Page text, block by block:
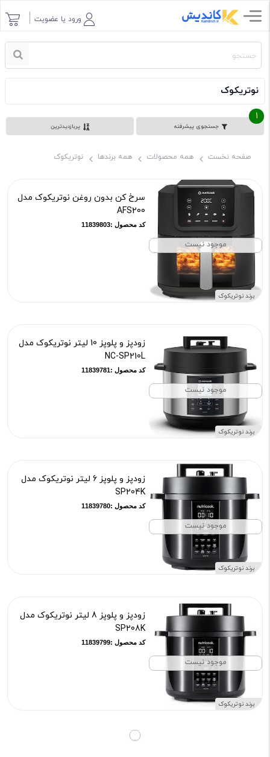
ورود یا عضویت
نوتریکوک
جستجوی پیشرفته
1
پربازدیدترین
صفحه نخست همه محصولات همه برندها نوتریکوک
موجود نیست
برند نوتریکوک
سرخ کن بدون روغن نوتریکوک مدل
AFS200
کد محصول :11839803
موجود نیست
برند نوتریکوک
زودپز و پلوپز 10 لیتر نوتریکوک مدل
NC-SP210L
کد محصول :11839781
موجود نیست
برند نوتریکوک
زودپز و پلوپز 6 لیتر نوتریکوک مدل
SP204K
کد محصول :11839780
موجود نیست
برند نوتریکوک
زودپز و پلوپز 8 لیتر نوتریکوک مدل
SP208K
کد محصول :11839799